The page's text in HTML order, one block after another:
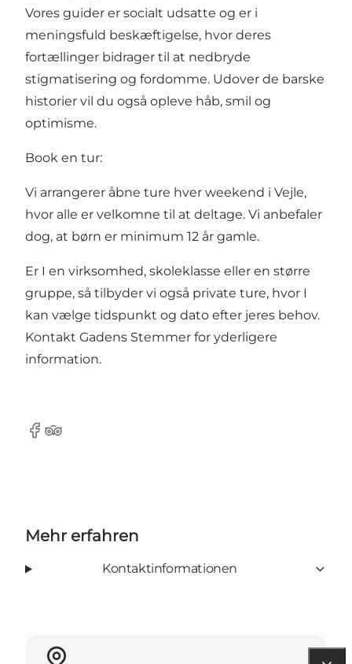
Vores guider er socialt udsatte og er i
meningsfuld beskæftigelse, hvor deres
fortællinger bidrager til at nedbryde
stigmatisering og fordomme. Udover de barske
historier vil du også opleve håb, smil og
optimisme.
Book en tur:
Vi arrangerer åbne ture hver weekend i Vejle,
hvor alle er velkomne til at deltage. Vi anbefaler
dog, at børn er minimum 12 år gamle.
Er I en virksomhed, skoleklasse eller en større
gruppe, så tilbyder vi også private ture, hvor I
kan vælge tidspunkt og dato efter jeres behov.
Kontakt Gadens Stemmer for yderligere
information.
Facebook
Tripadvisor
Mehr erfahren
Kontaktinformationen